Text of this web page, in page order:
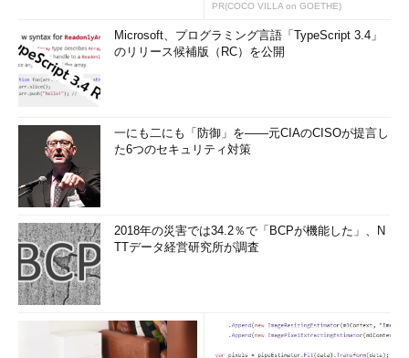
PR(COCO VILLA on GOETHE)
Microsoft、プログラミング言語「TypeScript 3.4」
のリリース候補版（RC）を公開
一にも二にも「防御」を――元CIAのCISOが提言し
た6つのセキュリティ対策
2018年の災害では34.2％で「BCPが機能した」、N
TTデータ経営研究所が調査